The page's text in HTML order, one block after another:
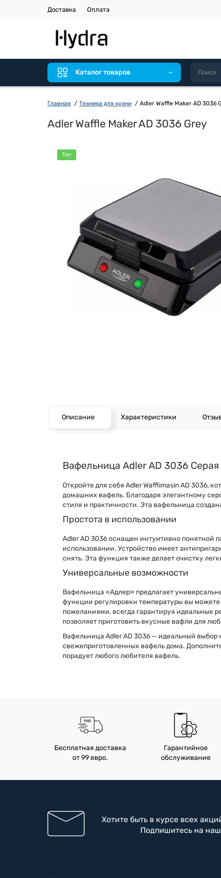
Доставка Оплата
Каталог товаров
Главная Техника для кухни Adler Waffle Maker AD 3036
Adler Waffle Maker AD 3036 Grey
Топ
Описание Характеристики
Вафельница Adler AD 3036 Серая
Откройте для себя Adler Wafflimasin AD 3036,
домашних вафель. Благодаря элегантному
стиля и практичности. Эта вафельница
Простота в использовании
Adler AD 3036 оснащен интуитивно понятной
использовании. Устройство имеет
снять. Эта функция также делает очистку
Универсальные возможности
Вафельница «Адлер» предлагает
функции регулировки температуры вы
пожеланиями, всегда гарантируя идеальные
позволяет приготовить вкусные вафли для
Вафельница Adler AD 3036 — идеальный выбор
свежеприготовленных вафель дома.
порадует любого любителя вафель.
Бесплатная доставка
от 99 евро.
Гарантийное
обслуживание
Хотите быть в курсе всех
Подпишитесь на